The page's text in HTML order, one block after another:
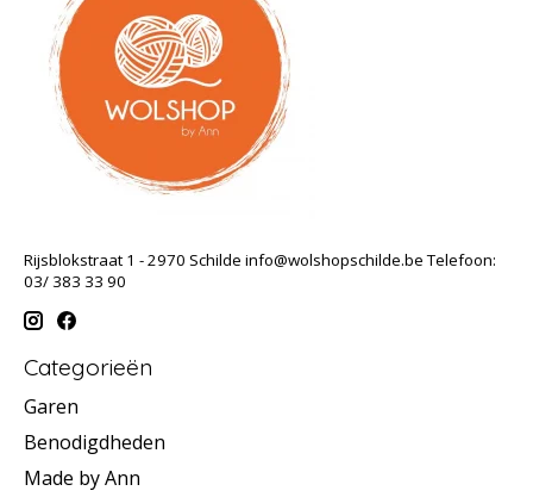
Rijsblokstraat 1 - 2970 Schilde info@wolshopschilde.beTelefoon:
03/ 383 33 90
Categorieën
Garen
Benodigdheden
Made by Ann